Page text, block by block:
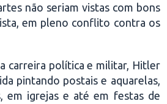
não seriam vistas com bons
em pleno conflito contra os
carreira política e militar, Hitler
pintando postais e aquarelas,
em igrejas e até em festas de